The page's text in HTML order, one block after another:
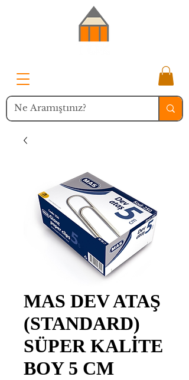
MAS DEV ATAŞ
(STANDARD)
SÜPER KALİTE
BOY 5 CM